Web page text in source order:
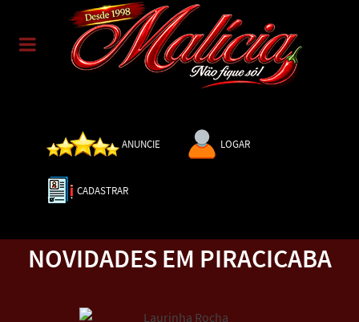
ANUNCIE LOGAR
CADASTRAR
NOVIDADES EM PIRACICABA